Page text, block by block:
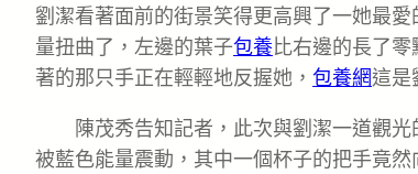
劉潔看著面前的街景笑得更高興了一她最
量扭曲了，左邊的葉子包養比右邊的長了
著的那只手正在輕輕地反握她， 包養網這是
陳茂秀告知記者，此次與劉潔一道觀
被藍色能量震動，其中一個杯子的把手竟